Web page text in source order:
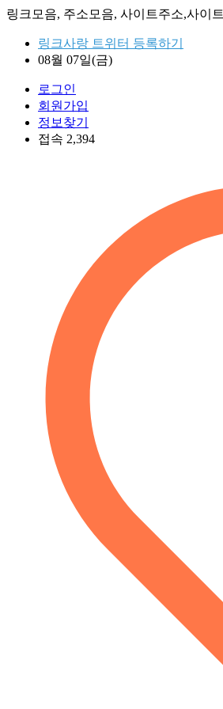
링크모음, 주소모음, 사이트주소,사이
링크사랑 트위터 등록하기
08월 07일(금)
로그인
회원가입
정보찾기
접속 2,394